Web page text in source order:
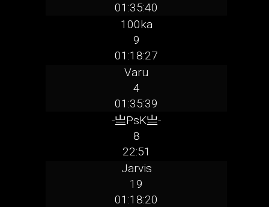
01:35:40
100ka
9
01:18:27
Varu
4
01:35:39
-亗PsK亗-
8
22:51
Jarvis
19
01:18:20